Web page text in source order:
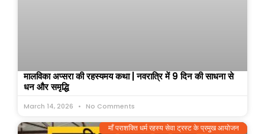
मालविका अप्सरा की रहस्यमय कथा | नवरात्रि में 9 दिन की साधना से
धन और समृद्धि
March 14, 2026 No Comments
माँ पराशक्ति धर्म रहस्य सेवा ट्रस्ट के प्रमुख आयोजन